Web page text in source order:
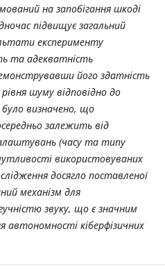
на запобігання шкоді
підвищує загальний
експерименту
та адекватність
його здатність
шуму відповідно до
визначено, що
залежить від
(часу та типу
використовуваних
досягло поставленої
механізм для
звуку, що є значним
автономності кіберфізичних